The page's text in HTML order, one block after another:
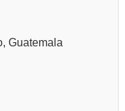
Guatemala